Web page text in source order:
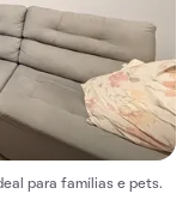
para famílias e pets.